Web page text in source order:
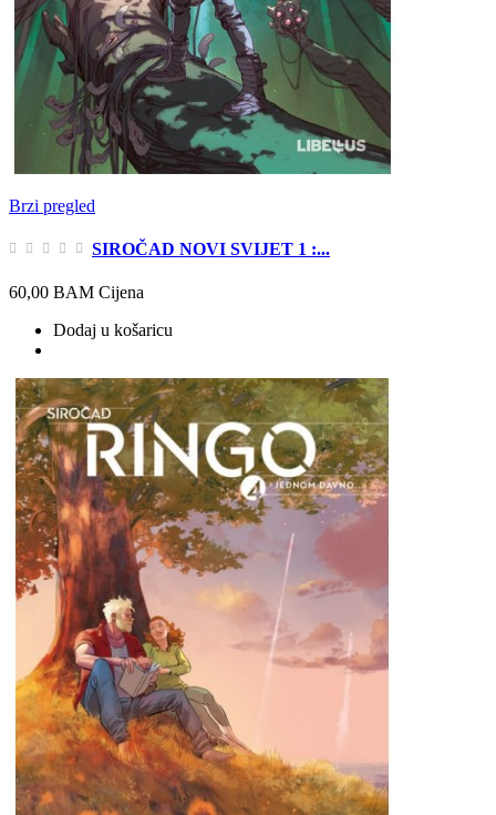
Brzi pregled
SIROČAD NOVI SVIJET 1 :...
60,00 BAM Cijena
Dodaj u košaricu